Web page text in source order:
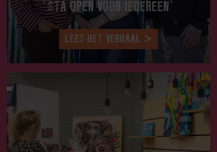
‘STA OPEN VOOR IEDEREEN’
LEES HET VERHAAL